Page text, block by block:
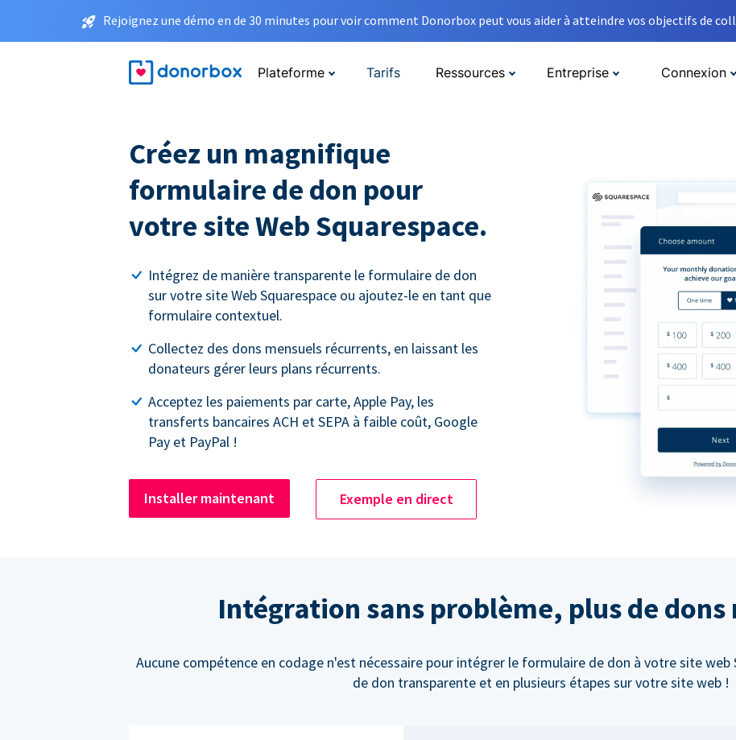
Rejoignez une démo en de 30 minutes pour voir comment Donorbox peut vous aider à atteindre vos objectifs de
Plateforme Tarifs Ressources Entreprise Connexion
Créez un magnifique
formulaire de don pour
votre site Web Squarespace.
Intégrez de manière transparente le formulaire de don
sur votre site Web Squarespace ou ajoutez-le en tant que
formulaire contextuel.
Collectez des dons mensuels récurrents, en laissant les
donateurs gérer leurs plans récurrents.
Acceptez les paiements par carte, Apple Pay, les
transferts bancaires ACH et SEPA à faible coût, Google
Pay et PayPal !
Installer maintenant Exemple en direct
Intégration sans problème, plus de
Aucune compétence en codage n'est nécessaire pour intégrer le formulaire de don à votre site web
de don transparente et en plusieurs étapes sur votre site web !